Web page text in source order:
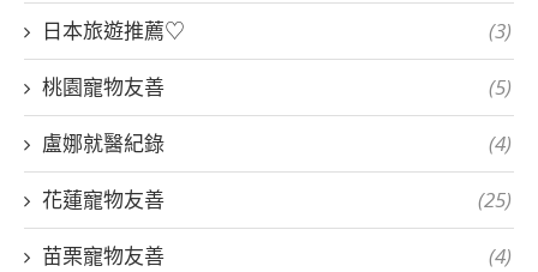
日本旅遊推薦♡ (3)
桃園寵物友善 (5)
盧娜就醫紀錄 (4)
花蓮寵物友善 (25)
苗栗寵物友善 (4)